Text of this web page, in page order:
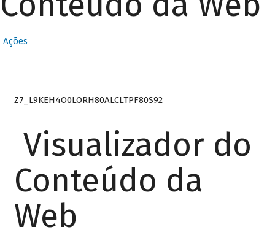
Ações
Z7_L9KEH4O0LORH80ALCLTPF80S92
Visualizador do
Conteúdo da
Web